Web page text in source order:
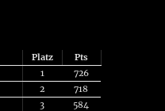
Platz
Pts
1
726
2
718
3
584